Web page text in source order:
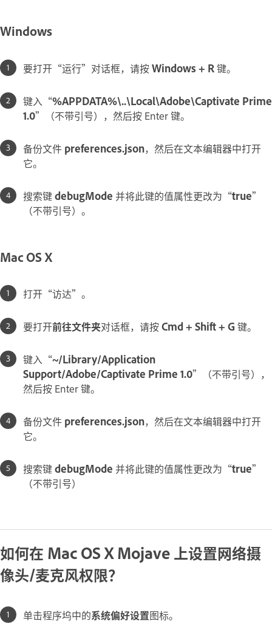
Windows
要打开“运行”对话框，请按Windows + R键。
键入“%APPDATA%\..\Local\Adobe\Captivate Prime
1.0”（不带引号），然后按 Enter 键。
备份文件 preferences.json，然后在文本编辑器中打开
它。
搜索键debugMode 并将此键的值属性更改为“true”
（不带引号）。
Mac OS X
打开“访达”。
要打开前往文件夹对话框，请按Cmd + Shift + G 键。
键入“~/Library/Application
Support/Adobe/Captivate Prime 1.0”（不带引号），
然后按 Enter 键。
备份文件 preferences.json，然后在文本编辑器中打开
它。
搜索键debugMode 并将此键的值属性更改为“true”
（不带引号）
如何在 Mac OS X Mojave 上设置网络摄
像头/麦克风权限？
单击程序坞中的系统偏好设置图标。